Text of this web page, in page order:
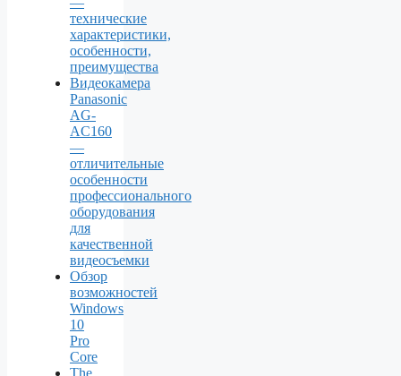
технические
характеристики,
особенности,
преимущества
Видеокамера
Panasonic
AG-
AC160
—
отличительные
особенности
профессионального
оборудования
для
качественной
видеосъемки
Обзор
возможностей
Windows
10
Pro
Core
The